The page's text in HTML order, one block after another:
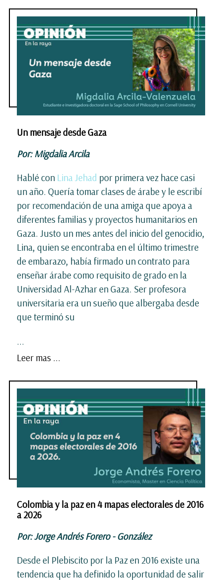
Un mensaje desde Gaza
Por: Migdalia Arcila
Hablé con Lina Jehad por primera vez hace casi
un año. Quería tomar clases de árabe y le escribí
por recomendación de una amiga que apoya a
diferentes familias y proyectos humanitarios en
Gaza. Justo un mes antes del inicio del genocidio,
Lina, quien se encontraba en el último trimestre
de embarazo, había firmado un contrato para
enseñar árabe como requisito de grado en la
Universidad Al-Azhar en Gaza. Ser profesora
universitaria era un sueño que albergaba desde
que terminó su
...
Leer mas ...
Colombia y la paz en 4 mapas electorales de 2016
a 2026
Por: Jorge Andrés Forero - González
Desde el Plebiscito por la Paz en 2016 existe una
tendencia que ha definido la oportunidad de salir